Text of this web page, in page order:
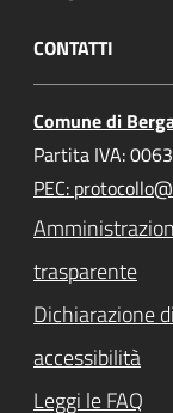
CONTATTI
Comune di
Partita IVA:
PEC:
trasparente
Dichiarazione di
accessibilità
Leggi le FAQ